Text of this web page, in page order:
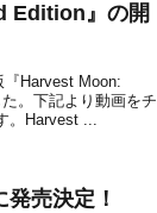
Edition』の開
Harvest Moon:
。下記より動画をチ
Harvest ...
売決定！